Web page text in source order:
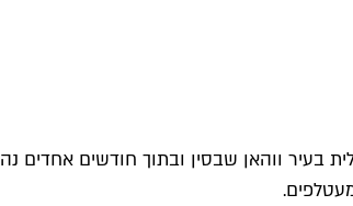
ריאות ויראלית בעיר ווהאן שבסין ובתוך